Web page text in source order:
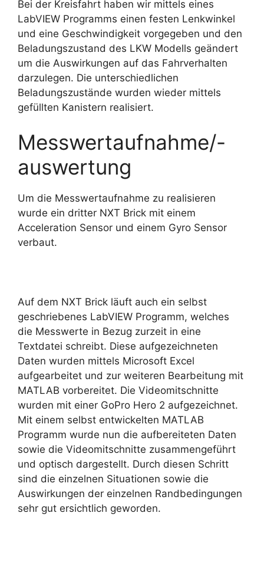
Bei der Kreisfahrt haben wir mittels eines
LabVIEW Programms einen festen Lenkwinkel
und eine Geschwindigkeit vorgegeben und den
Beladungszustand des LKW Modells geändert
um die Auswirkungen auf das Fahrverhalten
darzulegen. Die unterschiedlichen
Beladungszustände wurden wieder mittels
gefüllten Kanistern realisiert.
Messwertaufnahme/-
auswertung
Um die Messwertaufnahme zu realisieren
wurde ein dritter NXT Brick mit einem
Acceleration Sensor und einem Gyro Sensor
verbaut.
Auf dem NXT Brick läuft auch ein selbst
geschriebenes LabVIEW Programm, welches
die Messwerte in Bezug zurzeit in eine
Textdatei schreibt. Diese aufgezeichneten
Daten wurden mittels Microsoft Excel
aufgearbeitet und zur weiteren Bearbeitung mit
MATLAB vorbereitet. Die Videomitschnitte
wurden mit einer GoPro Hero 2 aufgezeichnet.
Mit einem selbst entwickelten MATLAB
Programm wurde nun die aufbereiteten Daten
sowie die Videomitschnitte zusammengeführt
und optisch dargestellt. Durch diesen Schritt
sind die einzelnen Situationen sowie die
Auswirkungen der einzelnen Randbedingungen
sehr gut ersichtlich geworden.